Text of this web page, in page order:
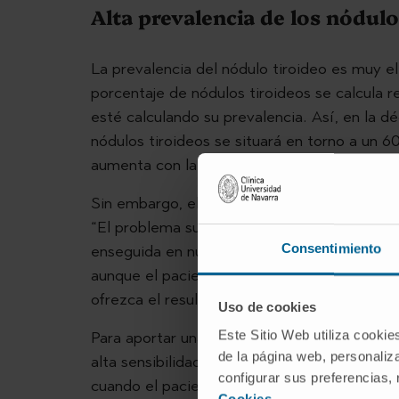
Consentimiento
Uso de cookies
Este Sitio Web utiliza
de la página web,
configurar sus preferencias,
Alta prevalencia de los
La prevalencia del nódulo tiroideo es muy
porcentaje de nódulos tiroideos se calcula
esté calculando su prevalencia. Así, en la
nódulos tiroideos se situará en torno a un
aumenta con la edad, advierte el Dr. Galofré.
Sin embargo, el porcentaje de nódulos
“El problema surge de que el diagnóstico
enseguida en nuestra mente por cáncer. Y
aunque el paciente no lo sabrá con
ofrezca el resultado”, subraya.
Para aportar una valoración apropiada,
alta sensibilidad para la determinación del
cuando el paciente tiene un nódulo y